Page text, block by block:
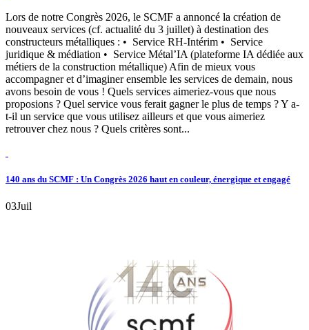
Lors de notre Congrès 2026, le SCMF a annoncé la création de
nouveaux services (cf. actualité du 3 juillet) à destination des
constructeurs métalliques : • Service RH-Intérim • Service
juridique & médiation • Service Métal’IA (plateforme IA dédiée aux
métiers de la construction métallique) Afin de mieux vous
accompagner et d’imaginer ensemble les services de demain, nous
avons besoin de vous ! Quels services aimeriez-vous que nous
proposions ? Quel service vous ferait gagner le plus de temps ? Y a-
t-il un service que vous utilisez ailleurs et que vous aimeriez
retrouver chez nous ? Quels critères sont...
140 ans du SCMF : Un Congrès 2026 haut en couleur, énergique et engagé
03Juil